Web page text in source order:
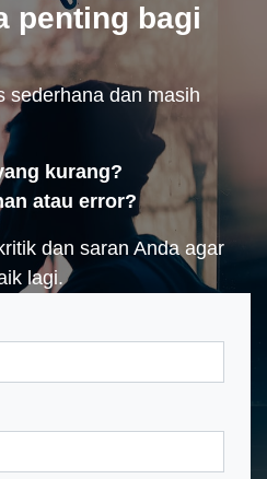
penting bagi
sederhana dan masih
kurang?
atau error?
dan saran Anda agar
lagi.